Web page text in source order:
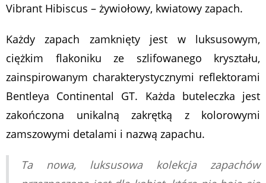
Vibrant Hibiscus – żywiołowy, kwiatowy zapach.
Każdy zapach zamknięty jest w luksusowym,
ciężkim flakoniku ze szlifowanego kryształu,
zainspirowanym charakterystycznymi reflektorami
Bentleya Continental GT. Każda buteleczka jest
zakończona unikalną zakrętką z kolorowymi
zamszowymi detalami i nazwą zapachu.
Ta nowa, luksusowa kolekcja zapachów